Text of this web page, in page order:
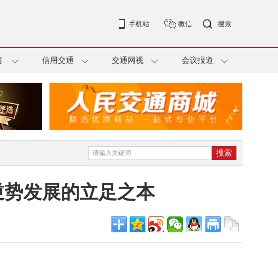
手机站 微信 搜索
信用交通 交通网视 会议报道
发展的立足之本